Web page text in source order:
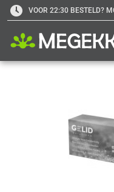
VOOR 22:30 BESTELD?